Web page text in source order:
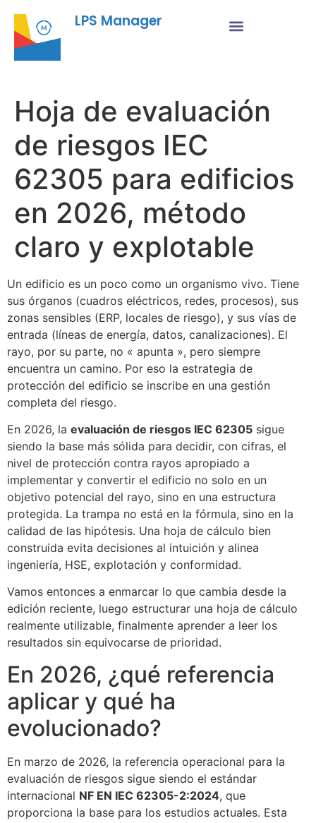
LPS Manager
Hoja de evaluación
de riesgos IEC
62305 para edificios
en 2026, método
claro y explotable
Un edificio es un poco como un organismo vivo. Tiene
sus órganos (cuadros eléctricos, redes, procesos), sus
zonas sensibles (ERP, locales de riesgo), y sus vías de
entrada (líneas de energía, datos, canalizaciones). El
rayo, por su parte, no « apunta », pero siempre
encuentra un camino. Por eso la estrategia de
protección del edificio se inscribe en una gestión
completa del riesgo.
En 2026, la evaluación de riesgos IEC 62305 sigue
siendo la base más sólida para decidir, con cifras, el
nivel de protección contra rayos apropiado a
implementar y convertir el edificio no solo en un
objetivo potencial del rayo, sino en una estructura
protegida. La trampa no está en la fórmula, sino en la
calidad de las hipótesis. Una hoja de cálculo bien
construida evita decisiones al intuición y alinea
ingeniería, HSE, explotación y conformidad.
Vamos entonces a enmarcar lo que cambia desde la
edición reciente, luego estructurar una hoja de cálculo
realmente utilizable, finalmente aprender a leer los
resultados sin equivocarse de prioridad.
En 2026, ¿qué referencia
aplicar y qué ha
evolucionado?
En marzo de 2026, la referencia operacional para la
evaluación de riesgos sigue siendo el estándar
internacional NF EN IEC 62305-2:2024, que
proporciona la base para los estudios actuales. Esta